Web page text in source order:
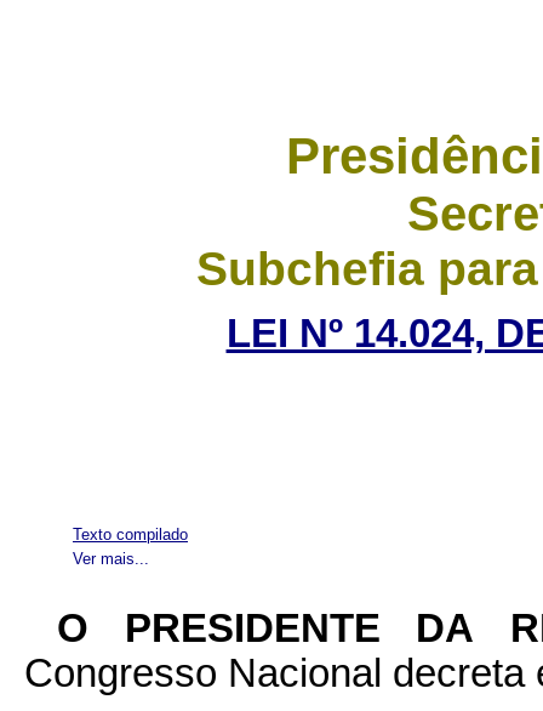
Subchefia
LEI Nº 14.024,
Ver mais...
Texto compilado
O PRESIDENTE DA
Congresso Nacional